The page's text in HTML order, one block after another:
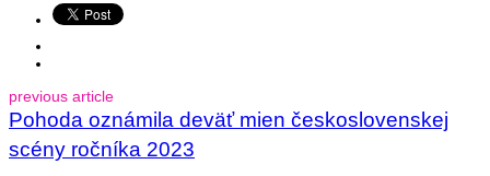
previous article
Pohoda oznámila deväť mien československej
scény ročníka 2023